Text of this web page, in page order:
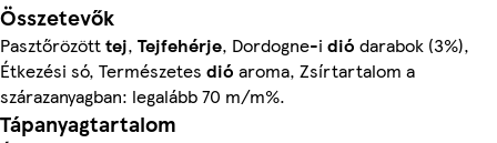
Összetevők
Pasztőrözötttej, Tejfehérje, Dordogne-i dió darabok (3%),
Étkezési só, Természetes dió aroma, Zsírtartalom a
szárazanyagban: legalább 70 m/m%.
Tápanyagtartalom